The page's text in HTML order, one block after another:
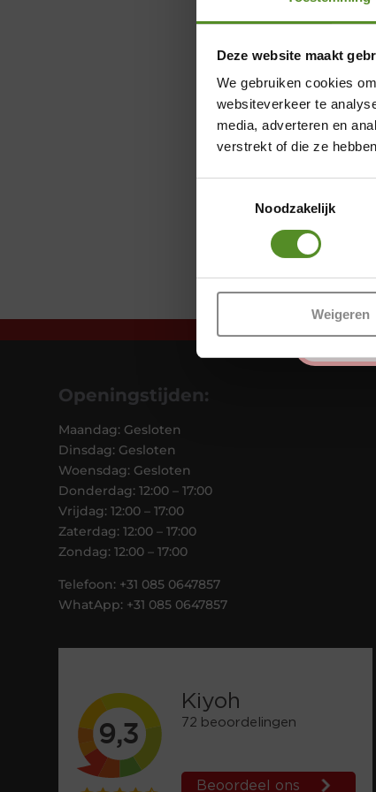
Deze website maakt
We gebruiken cookies
websiteverkeer te
media, adverteren en
verstrekt of die ze
Noodzakelijk
Weigeren
Openingstijden:
Maandag: Gesloten
Dinsdag: Gesloten
Woensdag: Gesloten
Donderdag: 12:00 – 17:00
Vrijdag: 12:00 – 17:00
Zaterdag: 12:00 – 17:00
Zondag: 12:00 – 17:00
Telefoon: +31 085 0647857
WhatApp: +31 085 0647857